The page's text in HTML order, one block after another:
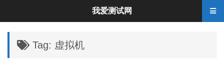
Tag: 虚拟机
我爱测试网